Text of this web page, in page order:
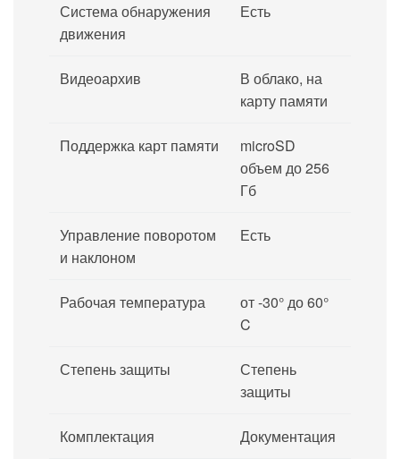
Система обнаружения
движения
Есть
Видеоархив
В облако, на
карту памяти
Поддержка карт памяти
microSD
объем до 256
Гб
Управление поворотом
и наклоном
Есть
Рабочая температура
от -30° до 60°
C
Степень защиты
Степень
защиты
Комплектация Документация